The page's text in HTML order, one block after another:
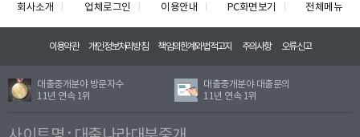
회사소개 업체로그인 이용안내 PC화면보기 전체메뉴
이용약관 개인정보처리방침 책임의한계와법적고지 주의사항 오류신고
대출중개분야 방문자수
11년 연속 1위
대출중개분야 대출문의
11년 연속 1위